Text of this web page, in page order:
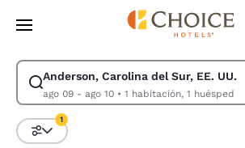
Saltar A Contenido Principal
Anderson, Carolina del Sur, EE. UU.
ago 09 - ago 10• 1 habitación, 1 huésped
Modificar búsqueda para Anderson, Carolina
Ordenar y filtrar
1